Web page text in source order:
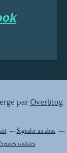
par Overblog
Signaler un abus
cookies